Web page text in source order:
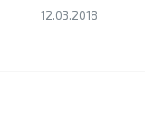
12.03.2018